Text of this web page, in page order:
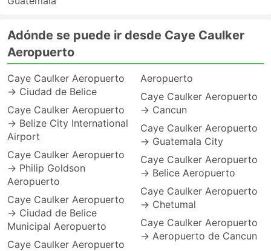
Adónde se puede ir desde Caye Caulker
Aeropuerto
Caye Caulker Aeropuerto
→ Ciudad de Belice
Caye Caulker Aeropuerto
→ Belize City International
Airport
Caye Caulker Aeropuerto
→ Philip Goldson
Aeropuerto
Caye Caulker Aeropuerto
→ Ciudad de Belice
Municipal Aeropuerto
Caye Caulker Aeropuerto
Aeropuerto
Caye Caulker Aeropuerto
→ Cancun
Caye Caulker Aeropuerto
→ Guatemala City
Caye Caulker Aeropuerto
→ Belice Aeropuerto
Caye Caulker Aeropuerto
→ Chetumal
Caye Caulker Aeropuerto
→ Aeropuerto de Cancun